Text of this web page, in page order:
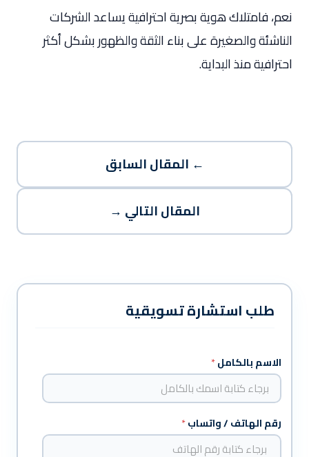
نعم، فامتلاك هوية بصرية احترافية يساعد الشركات
الناشئة والصغيرة على بناء الثقة والظهور بشكل أكثر
احترافية منذ البداية.
← المقال السابق
المقال التالي →
طلب استشارة تسويقية
الاسم بالكامل*
رقم الهاتف / واتساب*